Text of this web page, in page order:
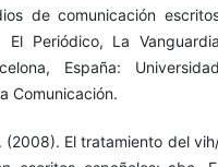
de comunicación
Periódico, La
España:
Comunicación.
(2008). El tratamiento del